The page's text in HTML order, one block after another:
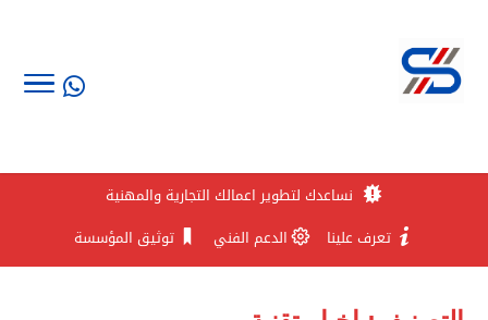
تعرف علينا
الدعم الفني توثيق المؤسسة